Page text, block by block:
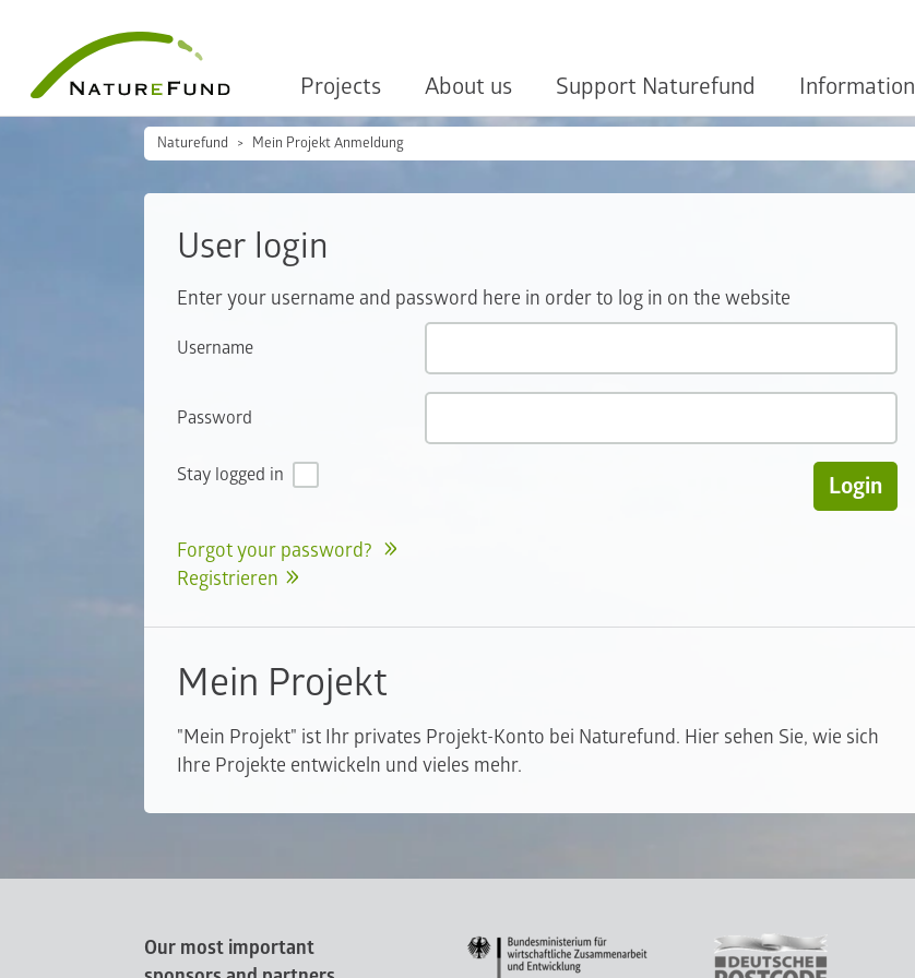
Projects About us Support Naturefund Information
Naturefund Mein Projekt Anmeldung
User login
Enter your username and password here in order to log in on the website
Username
Password
Stay logged in
Forgot your password?
Registrieren
Mein Projekt
"Mein Projekt" ist Ihr privates Projekt-Konto bei Naturefund. Hier sehen Sie, wie sich
Ihre Projekte entwickeln und vieles mehr.
Our most important